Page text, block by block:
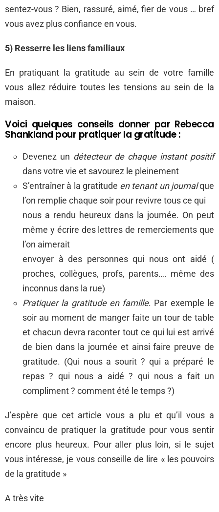
sentez-vous ? Bien, rassuré, aimé, fier de vous … bref
vous avez plus confiance en vous.
5) Resserre les liens familiaux
En pratiquant la gratitude au sein de votre famille
vous allez réduire toutes les tensions au sein de la
maison.
Voici quelques conseils donner par Rebecca
Shankland pour pratiquer la gratitude :
Devenez un détecteur de chaque instant positif
dans votre vie et savourez le pleinement
S’entraîner à la gratitude en tenant un journalque
l’on remplie chaque soir pour revivre tous ce qui
nous a rendu heureux dans la journée. On peut
même y écrire des lettres de remerciements que
l’on aimerait
envoyer à des personnes qui nous ont aidé (
proches, collègues, profs, parents…. même des
inconnus dans la rue)
Pratiquer la gratitude en famille. Par exemple le
soir au moment de manger faite un tour de table
et chacun devra raconter tout ce qui lui est arrivé
de bien dans la journée et ainsi faire preuve de
gratitude. (Qui nous a sourit ? qui a préparé le
repas ? qui nous a aidé ? qui nous a fait un
compliment ? comment été le temps ?)
J’espère que cet article vous a plu et qu’il vous a
convaincu de pratiquer la gratitude pour vous sentir
encore plus heureux. Pour aller plus loin, si le sujet
vous intéresse, je vous conseille de lire « les pouvoirs
de la gratitude »
A très vite